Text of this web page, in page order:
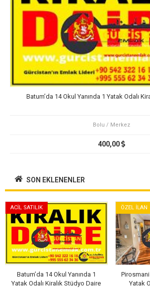
Batum’da 14 Okul Yanında 1 Yatak Odalı
Bolu / Merkez
400,00
SON EKLENENLER
ACİL SATILIK
Batum’da 14 Okul Yanında 1
Yatak Odalı Kiralık Stüdyo Daire
ÖZEL İLAN
Pirosmani
Yatak